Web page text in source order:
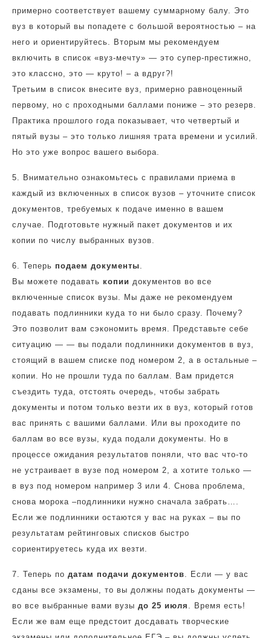
примерно соответствует вашему суммарному балу. Это
вуз в который вы попадете с большой вероятностью – на
него и ориентируйтесь. Вторым мы рекомендуем
включить в список «вуз-мечту» — это супер-престижно,
это классно, это — круто! – а вдруг?!
Третьим в список внесите вуз, примерно равноценный
первому, но с проходными баллами пониже – это резерв.
Практика прошлого года показывает, что четвертый и
пятый вузы – это только лишняя трата времени и усилий.
Но это уже вопрос вашего выбора.
5. Внимательно ознакомьтесь с правилами приема в
каждый из включенных в список вузов – уточните список
документов, требуемых к подаче именно в вашем
случае. Подготовьте нужный пакет документов и их
копии по числу выбранных вузов.
6. Теперь подаем документы.
Вы можете подавать копии документов во все
включенные список вузы. Мы даже не рекомендуем
подавать подлинники куда то ни было сразу. Почему?
Это позволит вам сэкономить время. Представьте себе
ситуацию — — вы подали подлинники документов в вуз,
стоящий в вашем списке под номером 2, а в остальные –
копии. Но не прошли туда по баллам. Вам придется
съездить туда, отстоять очередь, чтобы забрать
документы и потом только везти их в вуз, который готов
вас принять с вашими баллами. Или вы проходите по
баллам во все вузы, куда подали документы. Но в
процессе ожидания результатов поняли, что вас что-то
не устраивает в вузе под номером 2, а хотите только —
в вуз под номером например 3 или 4. Снова проблема,
снова морока –подлинники нужно сначала забрать….
Если же подлинники остаются у вас на руках – вы по
результатам рейтинговых списков быстро
сориентируетесь куда их везти.
7. Теперь по датам подачи документов. Если — у вас
сданы все экзамены, то вы должны подать документы —
во все выбранные вами вузы до 25 июля . Время есть!
Если же вам еще предстоит досдавать творческие